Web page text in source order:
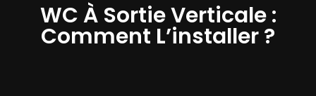
WC À Sortie Verticale :
Comment L’installer ?